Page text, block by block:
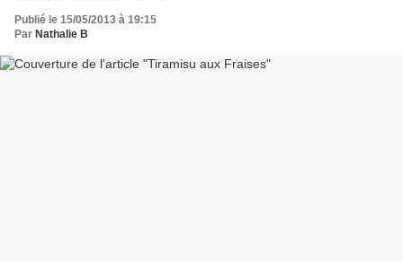
Publié le 15/05/2013 à 19:15
Par Nathalie B